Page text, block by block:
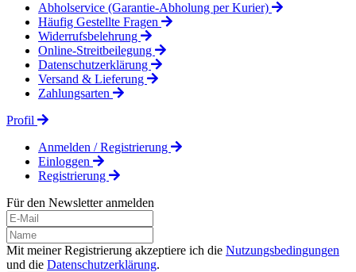
Abholservice (Garantie-Abholung per Kurier)
Häufig Gestellte Fragen
Widerrufsbelehrung
Online-Streitbeilegung
Datenschutzerklärung
Versand & Lieferung
Zahlungsarten
Profil
Anmelden / Registrierung
Einloggen
Registrierung
Für den Newsletter anmelden
Mit meiner Registrierung akzeptiere ich die Nutzungsbedingungen
und die Datenschutzerklärung.